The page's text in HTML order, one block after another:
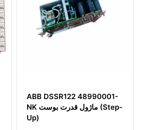
ABB 83SR07-E
GJR23922700R1210